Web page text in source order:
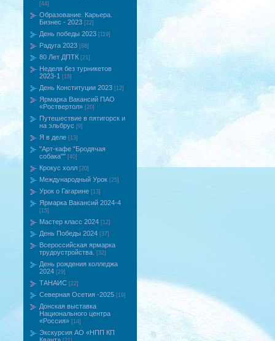
[44]
Образование. Карьера.
Бизнес - 2023 [22]
День победы 2023 [119]
Радуга 2023 [88]
80 Лет ДПТК [21]
Неделя без турникетов
2023-1 [15]
День Конституции 2023 [12]
Ярмарка Вакансий ПАО
«Роствертол» [20]
Путешествие в пятигорск и
на эльбрус [9]
Я в деле [13]
"Арт-кафе "Бродячая
собака"" [40]
Крокус холл [20]
Международный Урок [25]
Урок о Гагарине [13]
Ярмарка Вакансий 2024-4
[15]
Мастер класс 2024 [12]
День Победы 2024 [37]
Всероссийская ярмарка
трудоустройства.
[32]
День рождения колледжа
2024 [29]
ТАНАИС [22]
Северная Осетия -2025 [19]
Донская выставка
Национального центра
«Россия» [14]
Экскурсия АО «НПП КП